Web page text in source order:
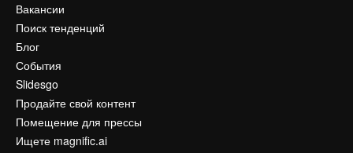
Вакансии
Поиск тенденций
Блог
События
Slidesgo
Продайте свой контент
Помещение для прессы
Ищете magnific.ai